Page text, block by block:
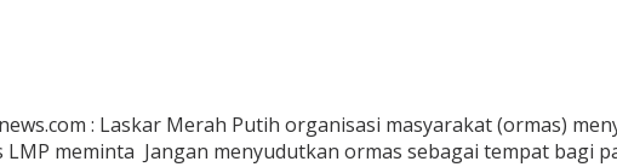
: Laskar Merah Putih organisasi masyarakat (ormas)
meminta Jangan menyudutkan ormas sebagai tempat bagi